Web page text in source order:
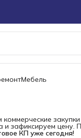
Мебель
зафиксируем цену.
КП уже сегодня!